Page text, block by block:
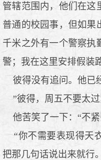
管辖范围内，他们在这
普通的校园事，但如果
千米之外有一个警察执
警；我在这里安排假装
彼得没有追问。他已
”彼得，周五不要太过
他苦笑了一下：“不紧
“你不需要表现得天
把那几句话说出来就行